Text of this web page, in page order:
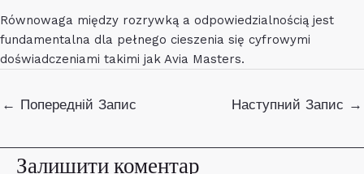
Równowaga między rozrywką a odpowiedzialnością jest
fundamentalna dla pełnego cieszenia się cyfrowymi
doświadczeniami takimi jak Avia Masters.
Навігація
← Попередній Запис Наступний Запис →
Залишити коментар